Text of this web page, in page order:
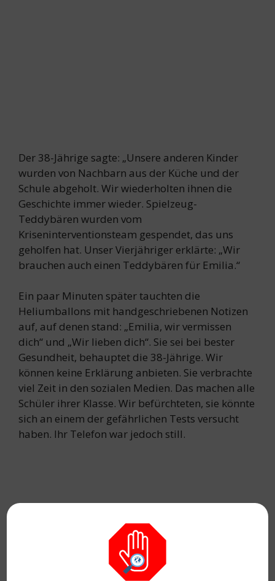
Der 38-Jährige sagte: „Unsere anderen Kinder
wurden von Nachbarn aus der Küche und der
Schule abgeholt. Wir wiederholten ihnen die
Geschichte immer wieder. Spielzeug-
Teddybären wurden vom
Kriseninterventionsteam gespendet, das uns
geholfen hat. Unser Vierjähriger erklärte: „Wir
brauchen auch einen Teddybären für Emilia.“
Ein paar Minuten später tauchten die
Heliumballons mit handgeschriebenen Notizen
auf, auf denen stand: „Emilia, wir vermissen
dich“ und „Wir lieben dich“. Sie sei bei bester
Gesundheit, behauptet die 38-Jährige. Wir
können keine Erklärung anbieten. Sie verbrachte
viel Zeit in den sozialen Medien. Das machen alle
Schüler ihrer Klasse. Wir befürchteten, sie könnte
sich an einem der gefährlichen Tests versucht
haben. Ihr Telefon war jedoch still.